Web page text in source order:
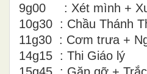
9g00 : Xét mình +
10g30 : Chầu Thánh
11g30 : Cơm trưa +
14g15 : Thi Giáo lý
15g45 : Gặp gỡ +